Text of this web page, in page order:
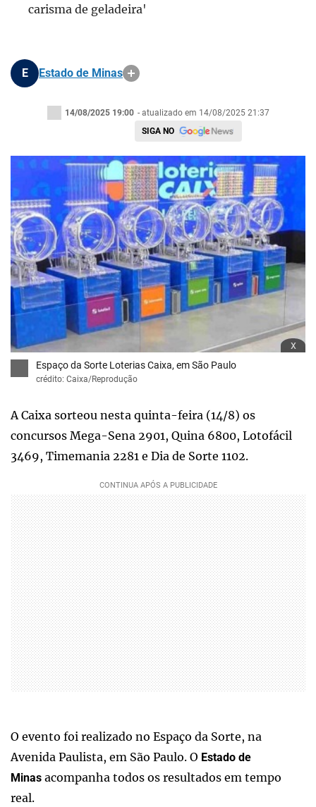
carisma de geladeira'
E Estado de Minas
14/08/2025 19:00 - atualizado em 14/08/2025 21:37
SIGA NO
x
Espaço da Sorte Loterias Caixa, em São Paulo
crédito: Caixa/Reprodução
A Caixa sorteou nesta quinta-feira (14/8) os
concursos Mega-Sena 2901, Quina 6800, Lotofácil
3469, Timemania 2281 e Dia de Sorte 1102.
O evento foi realizado no Espaço da Sorte, na
Avenida Paulista, em São Paulo. O Estado de
Minas acompanha todos os resultados em tempo
real.